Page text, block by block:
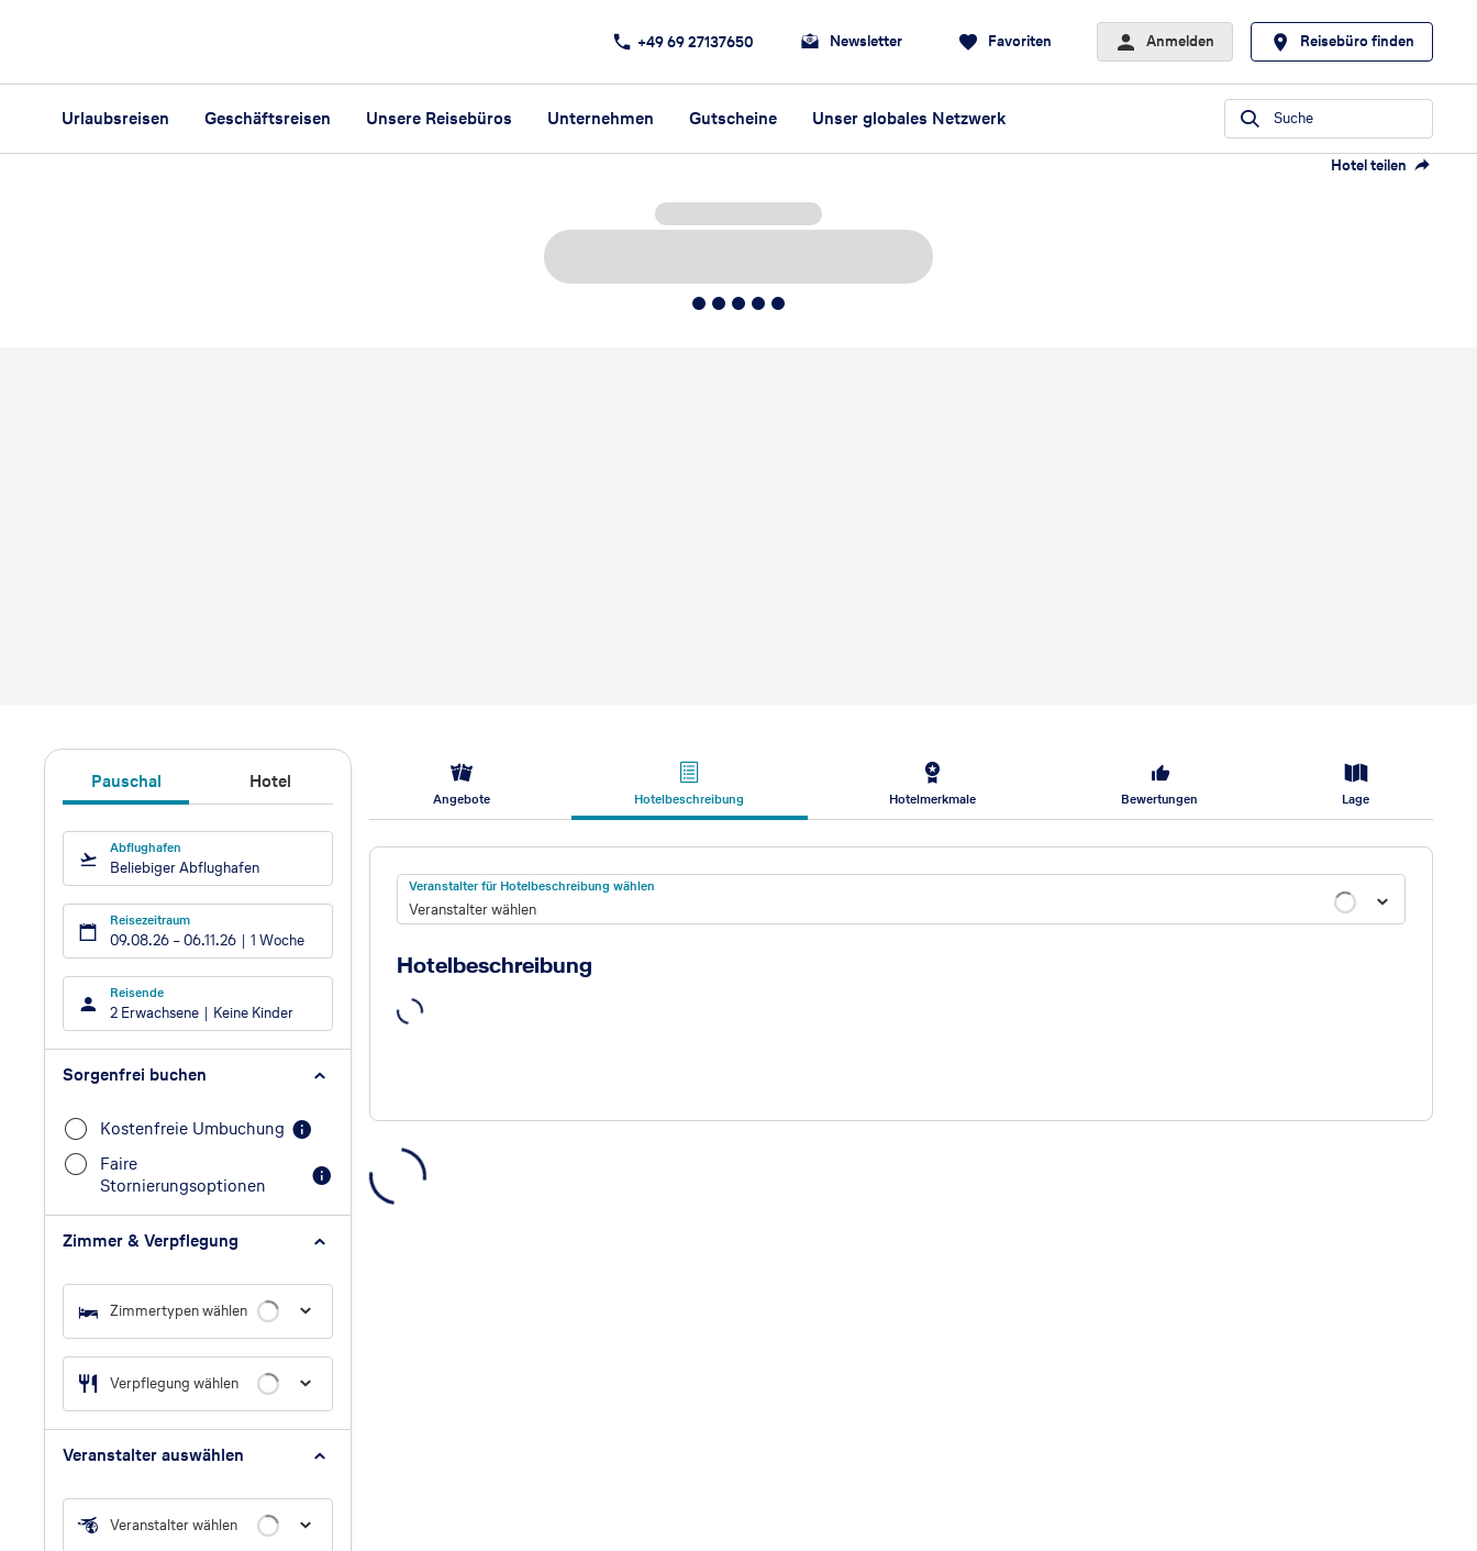
+49 69 27137650 Newsletter Favoriten Anmelden Reisebüro finden
Urlaubsreisen Geschäftsreisen Unsere Reisebüros Unternehmen Gutscheine Unser globales Netzwerk Suche
Hotel teilen
5
Pauschal Hotel
Abflughafen
Beliebiger Abflughafen
Reisezeitraum
09.08.26 –06.11.26 1 Woche
Reisende
2 Erwachsene Keine Kinder
Sorgenfrei buchen
Kostenfreie Umbuchung
Faire
Stornierungsoptionen
Zimmer & Verpflegung
Zimmertypen wählen
Verpflegung wählen
Veranstalter auswählen
Veranstalter wählen
Angebote Hotelbeschreibung Hotelmerkmale Bewertungen Lage
Hotelbeschreibung
Veranstalter für Hotelbeschreibung wählen
Veranstalter wählen
Hotelbeschreibung